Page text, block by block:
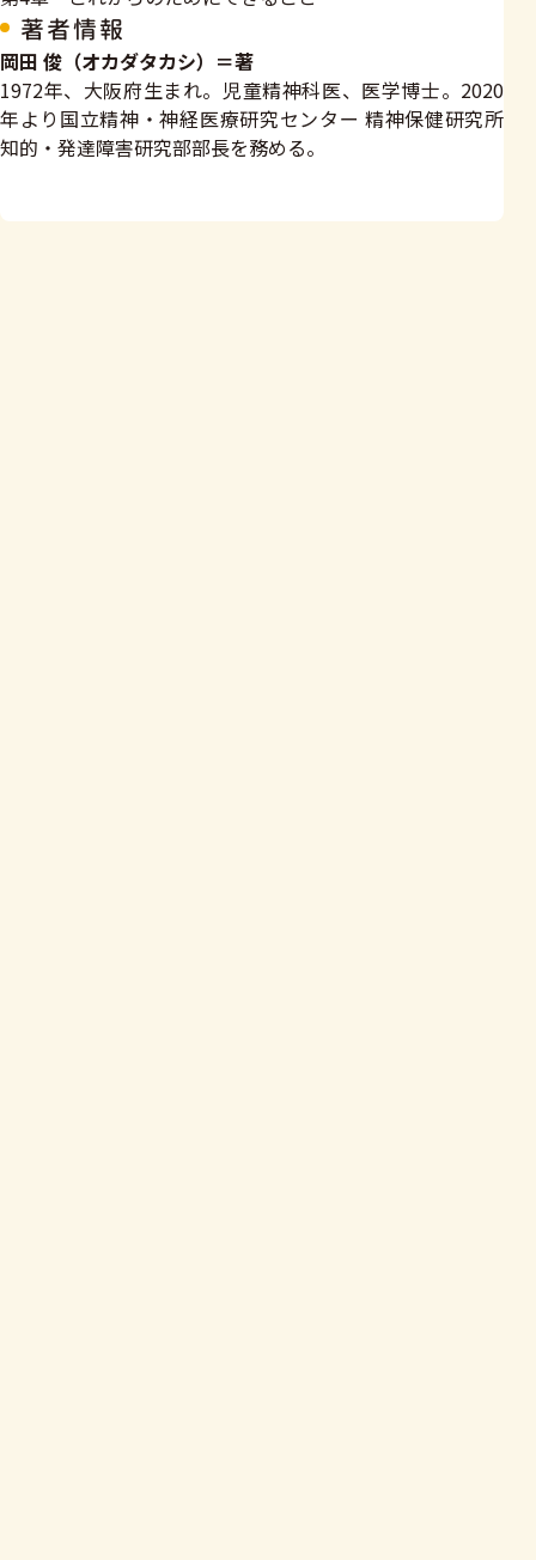
著者情報
岡田 俊（オカダタカシ）＝著
1972年、大阪府生まれ。児童精神科医、医学博士。2020
年より国立精神・神経医療研究センター 精神保健研究所
知的・発達障害研究部部長を務める。